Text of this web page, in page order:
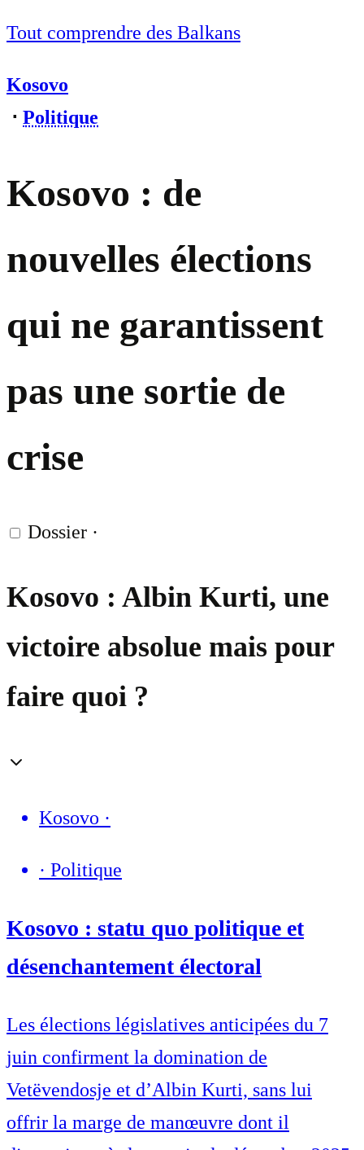
Tout comprendre des Balkans
Kosovo
⋅ Politique
Kosovo : de
nouvelles élections
qui ne garantissent
pas une sortie de
crise
Dossier ·
Kosovo : Albin Kurti, une
victoire absolue mais pour
faire quoi ?
Kosovo ·
· Politique
Kosovo : statu quo politique et
désenchantement électoral
Les élections législatives anticipées du 7
juin confirment la domination de
Vetëvendosje et d’Albin Kurti, sans lui
offrir la marge de manœuvre dont il